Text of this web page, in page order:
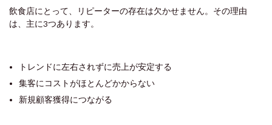
飲食店にとって、リピーターの存在は欠かせません。その理由
は、主に3つあります。
トレンドに左右されずに売上が安定する
集客にコストがほとんどかからない
新規顧客獲得につながる